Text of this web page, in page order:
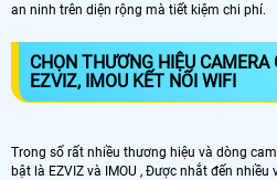
an ninh trên diện rộng mà tiết kiệm chi phí.
CHỌN THƯƠNG HIỆU
EZVIZ, IMOU KẾT NỐI WIFI
Trong số rất nhiều thương hiệu và dòng
bật là EZVIZ và IMOU , Được nhắt đến